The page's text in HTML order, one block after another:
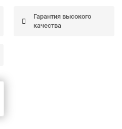
Гарантия высокого
качества